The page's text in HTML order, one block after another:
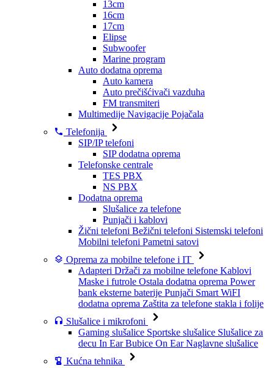
13cm
16cm
17cm
Elipse
Subwoofer
Marine program
Auto dodatna oprema
Auto kamera
Auto prečišćivači vazduha
FM transmiteri
Multimedije Navigacije Pojačala
Telefonija
SIP/IP telefoni
SIP dodatna oprema
Telefonske centrale
TES PBX
NS PBX
Dodatna oprema
Slušalice za telefone
Punjači i kablovi
Žični telefoni Bežični telefoni Sistemski telefoni
Mobilni telefoni Pametni satovi
Oprema za mobilne telefone i IT
Adapteri Držači za mobilne telefone Kablovi
Maske i futrole Ostala dodatna oprema Power
bank eksterne baterije Punjači Smart WiFI
dodatna oprema Zaštita za telefone stakla i folije
Slušalice i mikrofoni
Gaming slušalice Sportske slušalice Slušalice za
decu In Ear Bubice On Ear Naglavne slušalice
Kućna tehnika